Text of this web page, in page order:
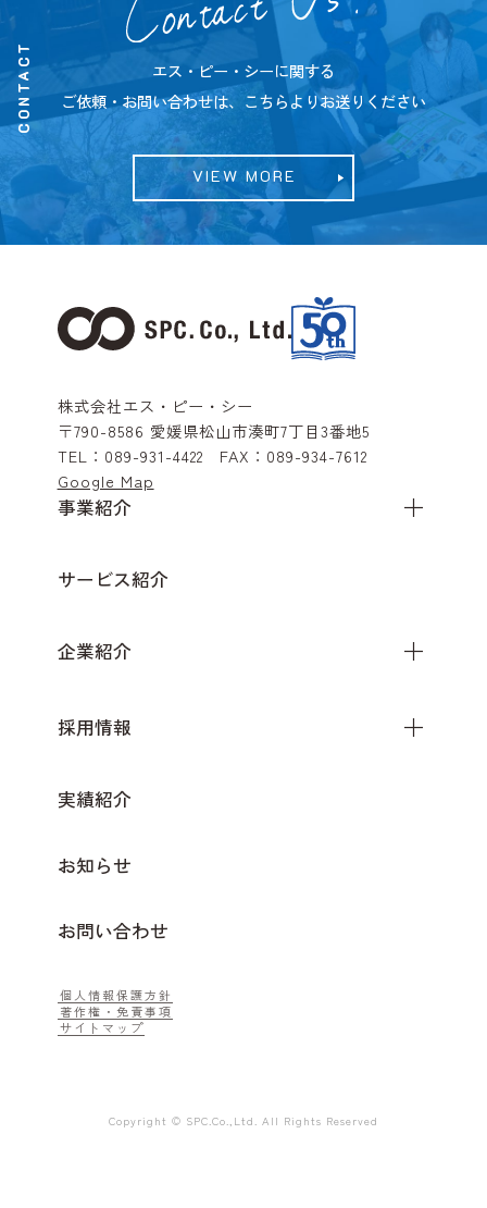
CONTACT
エス・ピー・シーに関する
ご依頼・お問い合わせは、こちらよりお送りください
VIEW MORE
株式会社エス・ピー・シー
〒790-8586 愛媛県松山市湊町7丁目3番地5
TEL： 089-931-4422 FAX： 089-934-7612
Google Map
事業紹介
サービス紹介
企業紹介
採用情報
実績紹介
お知らせ
お問い合わせ
個人情報保護方針
著作権・免責事項
サイトマップ
Copyright © SPC.Co.,Ltd. All Rights Reserved